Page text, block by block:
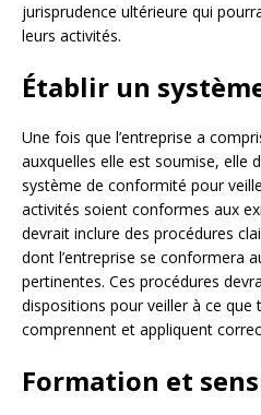
jurisprudence ultérieure qui
leurs activités.
Établir un
Une fois que l’entreprise a
auxquelles elle est soumise, elle
système de conformité pour
activités soient conformes aux
devrait inclure des procédures
dont l’entreprise se conformera
pertinentes. Ces procédures
dispositions pour veiller à ce que
comprennent et appliquent
Formation et